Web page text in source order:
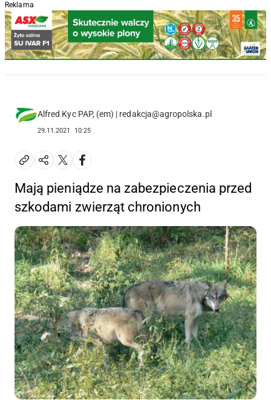
Reklama
Alfred Kyc PAP, (em) | redakcja@agropolska.pl
29.11.2021 10:25
Mają pieniądze na zabezpieczenia przed
szkodami zwierząt chronionych